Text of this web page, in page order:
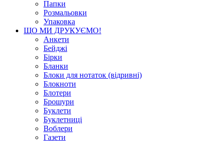
Папки
Розмальовки
Упаковка
ЩО МИ ДРУКУЄМО!
Анкети
Бейджі
Бірки
Бланки
Блоки для нотаток (відривні)
Блокноти
Блотери
Брошури
Буклети
Буклетниці
Воблери
Газети